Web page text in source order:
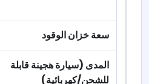
سعة خزان الوقود
المدى (سيارة هجينة قابلة
للشحن/كهربائية)